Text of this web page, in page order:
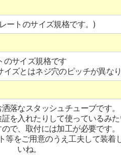
ートのサイズ規格です。)
のサイズ規格です
イズとはネジ穴のピッチが異な
落なスタッシュチューブです。
を入れたりして使っているみ
で、取付には加工が必要です。
等をご用意のうえ工夫して装着
いね。